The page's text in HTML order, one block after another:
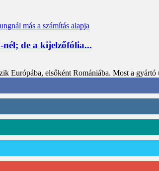
de a kijelzőfólia...
Európába, elsőként Romániába. Most a